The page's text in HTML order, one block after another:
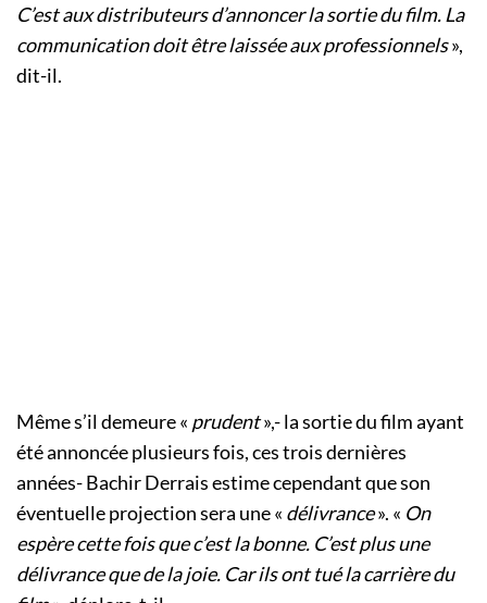
C’est aux distributeurs d’annoncer la sortie du film. La
communication doit être laissée aux professionnels»,
dit-il.
Même s’il demeure « prudent»,- la sortie du film ayant
été annoncée plusieurs fois, ces trois dernières
années- Bachir Derrais estime cependant que son
éventuelle projection sera une « délivrance». « On
espère cette fois que c’est la bonne. C’est plus une
délivrance que de la joie. Car ils ont tué la carrière du